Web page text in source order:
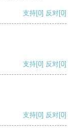
支持[0] 反对[0]
支持[0] 反对[0]
支持[0] 反对[0]